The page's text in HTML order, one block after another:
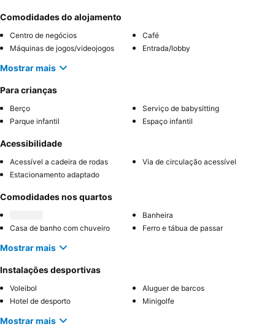
Comodidades do alojamento
Centro de negócios
Café
Máquinas de jogos/videojogos
Entrada/lobby
Mostrar mais
Para crianças
Berço
Serviço de babysitting
Parque infantil
Espaço infantil
Acessibilidade
Acessível a cadeira de rodas
Via de circulação acessível
Estacionamento adaptado
Comodidades nos quartos
Banheira
Casa de banho com chuveiro
Ferro e tábua de passar
Mostrar mais
Instalações desportivas
Voleibol
Aluguer de barcos
Hotel de desporto
Minigolfe
Mostrar mais